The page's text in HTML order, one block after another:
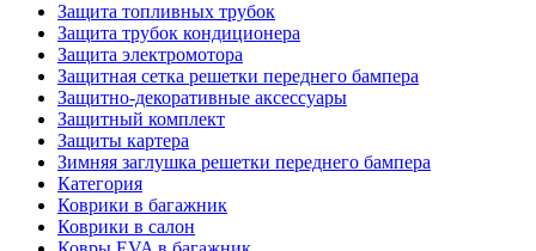
Защита топливных трубок
Защита трубок кондиционера
Защита электромотора
Защитная сетка решетки переднего бампера
Защитно-декоративные аксессуары
Защитный комплект
Защиты картера
Зимняя заглушка решетки переднего бампера
Категория
Коврики в багажник
Коврики в салон